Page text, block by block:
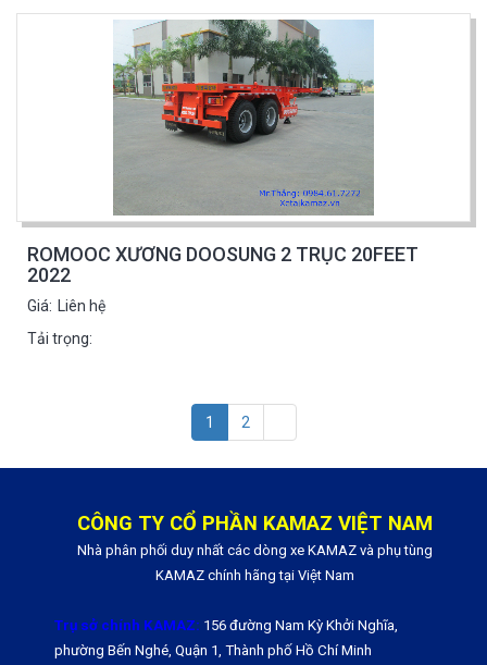
ROMOOC XƯƠNG DOOSUNG 2 TRỤC 20FEET
2022
Giá:
Liên hệ
Tải trọng:
1 2
CÔNG TY CỔ PHẦN KAMAZ VIỆT NAM
Nhà phân phối duy nhất các dòng xe KAMAZ và phụ tùng
KAMAZ chính hãng tại Việt Nam
Trụ sở chính KAMAZ: 156 đường Nam Kỳ Khởi Nghĩa,
phường Bến Nghé, Quận 1, Thành phố Hồ Chí Minh